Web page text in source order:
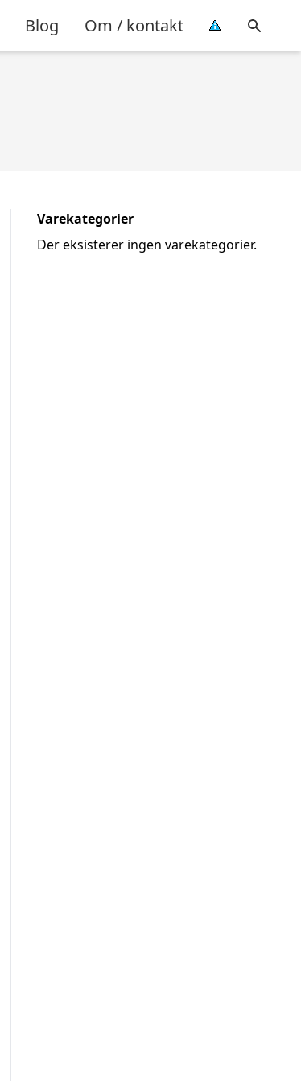
Blog Om / kontakt
Varekategorier
Der eksisterer ingen varekategorier.